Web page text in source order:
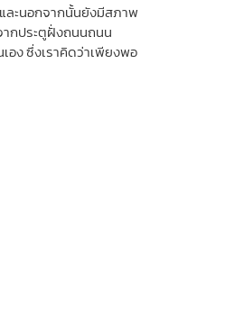
ละนอกจากนั้นยังมีสภาพ
ากประตูฝั่งถนนถนน
อง ซึ่งเราคิดว่าเพียงพอ